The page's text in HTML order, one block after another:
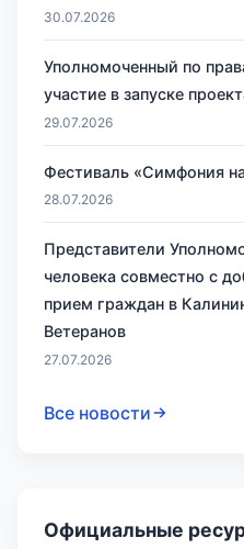
30.07.2026
Уполномоченный по
участие в запуске
29.07.2026
Фестиваль «Симфония
28.07.2026
Представители
человека совместно с
прием граждан в
Ветеранов
27.07.2026
Все новости
Официальные